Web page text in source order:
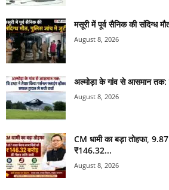
मसूरी में पूर्व सैनिक की संदिग्ध
August 8, 2026
अल्मोड़ा के गांव से आसमान तक:
August 8, 2026
CM धामी का बड़ा तोहफा,
₹146.32...
August 8, 2026